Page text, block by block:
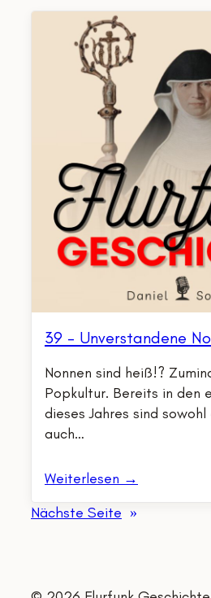
39 – Unverstandene
Nonnen sind heiß!?
Popkultur. Bereits in den
dieses Jahres sind
auch…
Weiterlesen →
Nächste Seite »